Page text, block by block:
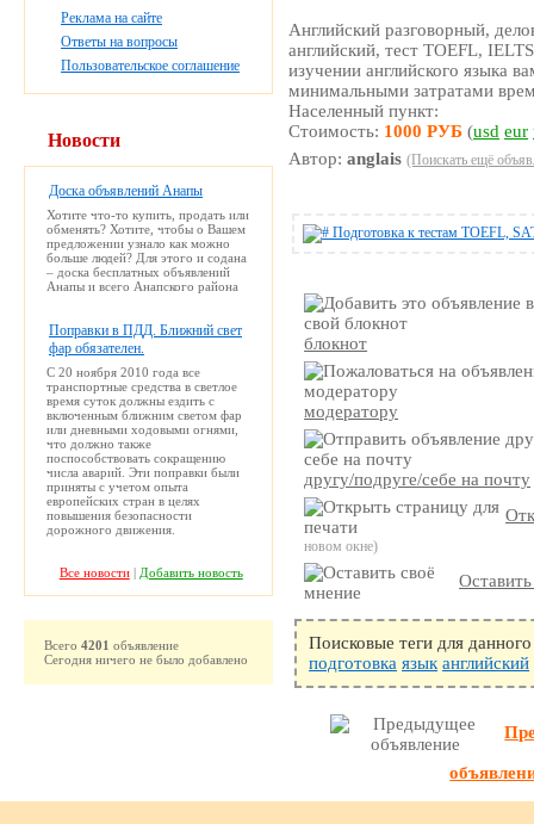
Английский разговорный,
английский, тест TOEFL,
изучении английского языка
минимальными затратами
Населенный пункт:
Стоимость: 1000 РУБ (usd eur
Автор:anglais (Поискать ещё
блокнот
модератору
другу/подруге/себе на почту
новом окне)
Поисковые теги для
подготовка язык английский
Реклама на сайте
Ответы на вопросы
Пользовательское соглашение
Новости
Доска объявлений Анапы
Хотите что-то купить, продать или
обменять? Хотите, чтобы о Вашем
предложении узнало как можно
больше людей? Для этого и содана
– доска бесплатных объявлений
Анапы и всего Анапского района
Поправки в ПДД. Ближний свет
фар обязателен.
С 20 ноября 2010 года все
транспортные средства в светлое
время суток должны ездить с
включенным ближним светом фар
или дневными ходовыми огнями,
что должно также
поспособствовать сокращению
числа аварий. Эти поправки были
приняты с учетом опыта
европейских стран в целях
повышения безопасности
дорожного движения.
Все новости| Добавить новость
Всего 4201 объявление
Сегодня ничего не было добавлено